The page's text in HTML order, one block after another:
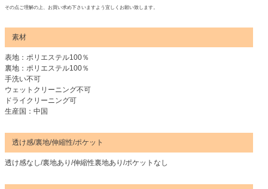
その点ご理解の上、お買い求め下さいますよう宜しくお願い致します。
素材
表地：ポリエステル100％
裏地：ポリエステル100％
手洗い不可
ウェットクリーニング不可
ドライクリーニング可
生産国：中国
透け感/裏地/伸縮性/ポケット
透け感なし/裏地あり/伸縮性裏地あり/ポケットなし